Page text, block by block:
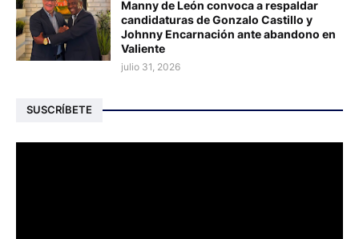
Manny de León convoca a respaldar
candidaturas de Gonzalo Castillo y
Johnny Encarnación ante abandono en
Valiente
julio 31, 2026
SUSCRÍBETE